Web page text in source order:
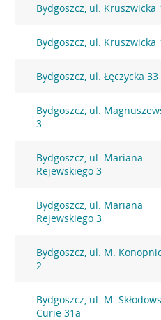
Bydgoszcz, ul. Kruszwicka
Bydgoszcz, ul. Kruszwicka
Bydgoszcz, ul. Łęczycka 33
Bydgoszcz, ul.
3
Bydgoszcz, ul. Mariana
Rejewskiego 3
Bydgoszcz, ul. Mariana
Rejewskiego 3
Bydgoszcz, ul. M.
2
Bydgoszcz, ul. M.
Curie 31a